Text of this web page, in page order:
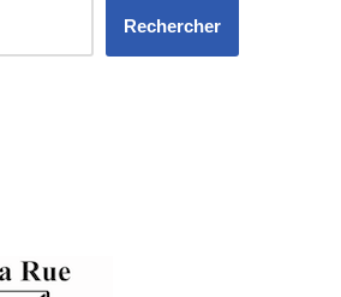
Rechercher